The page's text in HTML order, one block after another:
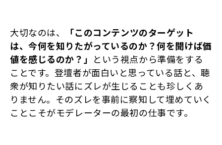
大切なのは、
「このコンテンツのターゲット
は、今何を知りたがっているのか？何を聞けば価
値を感じるのか？」 という視点から準備をする
ことです。登壇者が面白いと思っている話と、聴
衆が知りたい話にズレが生じることも珍しくあ
りません。そのズレを事前に察知して埋めていく
ことこそがモデレーターの最初の仕事です。